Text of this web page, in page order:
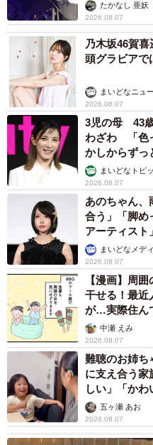
たかなし 亜妖
2026.08.07
乃木坂46賀
頭グラビアで
まいどなニュ
2026.08.07
3児の母 43
わざわ 「色
かしからずっ
まいどなトピ
2026.08.07
あのちゃん、
合う」「脚め
アーティス
まいどなメデ
2026.08.07
【漫画】周
干せる！最
が…実際住ん
中瀬 えみ
2026.08.07
難聴のお姉
に支え合う家
しい」「かわ
五ヶ瀬 あお
2026.08.07